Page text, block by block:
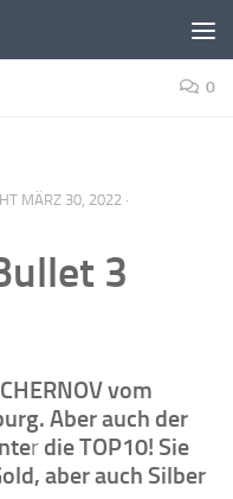
0
MÄRZ 30, 2022 ·
3
vom
Aber auch der
r die TOP10! Sie
aber auch Silber